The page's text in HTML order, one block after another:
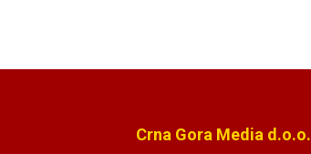
Crna Gora Media d.o.o.